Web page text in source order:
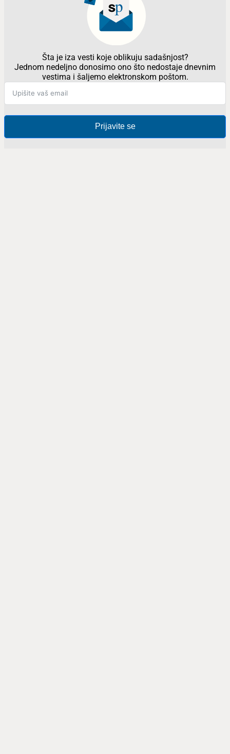
Šta je iza vesti koje oblikuju sadašnjost?
Jednom nedeljno donosimo ono što nedostaje dnevnim
vestima i šaljemo elektronskom poštom.
Prijavite se